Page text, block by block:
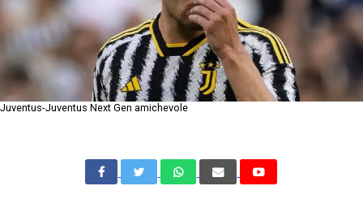
Juventus-Juventus Next Gen amichevole